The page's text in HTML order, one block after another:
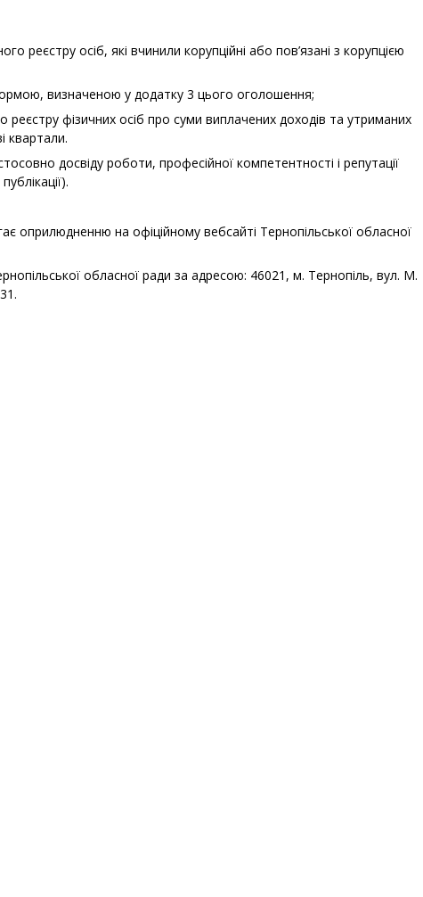
реєстру осіб, які вчинили корупційні або пов’язані з корупцією
визначеною у додатку 3 цього оголошення;
фізичних осіб про суми виплачених доходів та утриманих
квартали.
досвіду роботи, професійної компетентності і репутації
оприлюдненню на офіційному вебсайті Тернопільської обласної
обласної ради за адресою: 46021, м. Тернопіль, вул. М.